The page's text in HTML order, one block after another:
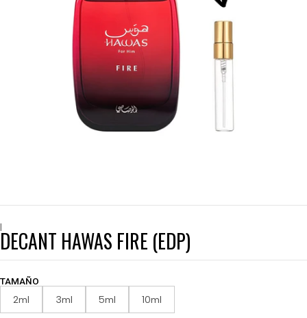
|
DECANT HAWAS FIRE (EDP)
TAMAÑO
2ml 3ml 5ml 10ml